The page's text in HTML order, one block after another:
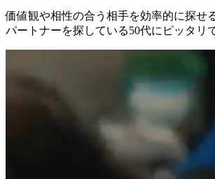
価値観や相性の合う相手を効率的に探せ
パートナーを探している50代にピッタリ